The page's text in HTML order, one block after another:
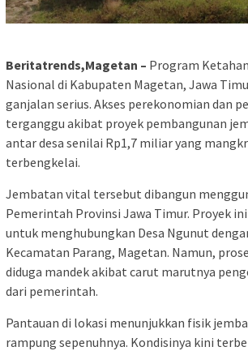
Beritatrends,Magetan – Program
Nasional di Kabupaten Magetan, Jawa
ganjalan serius. Akses perekonomian dan
terganggu akibat proyek pembangunan
antar desa senilai Rp1,7 miliar yang
terbengkelai.
Jembatan vital tersebut dibangun
Pemerintah Provinsi Jawa Timur. Proyek
untuk menghubungkan Desa Ngunut
Kecamatan Parang, Magetan. Namun,
diduga mandek akibat carut marutnya
dari pemerintah.
Pantauan di lokasi menunjukkan fisik
rampung sepenuhnya. Kondisinya kini